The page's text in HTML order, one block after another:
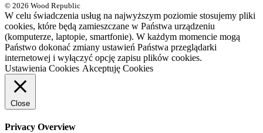
© 2026 Wood Republic
W celu świadczenia usług na najwyższym poziomie stosujemy pliki
cookies, które będą zamieszczane w Państwa urządzeniu
(komputerze, laptopie, smartfonie). W każdym momencie mogą
Państwo dokonać zmiany ustawień Państwa przeglądarki
internetowej i wyłączyć opcję zapisu plików cookies.
Ustawienia Cookies Akceptuję Cookies
Close
Privacy Overview